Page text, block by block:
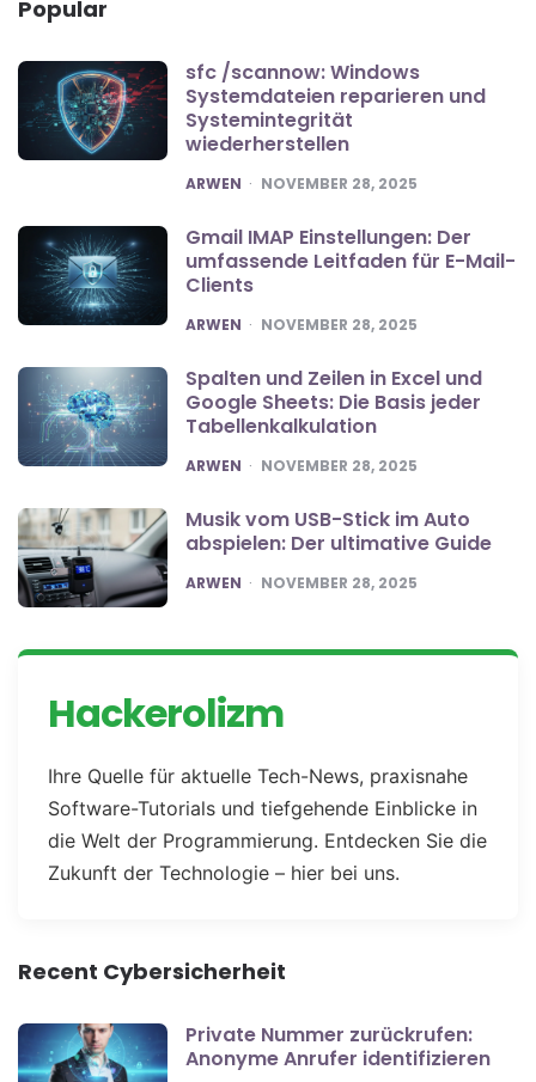
Popular
sfc /scannow: Windows
Systemdateien reparieren und
Systemintegrität
wiederherstellen
POSTED
ARWEN NOVEMBER 28, 2025
Gmail IMAP Einstellungen: Der
umfassende Leitfaden für E-Mail-
Clients
POSTED
ARWEN NOVEMBER 28, 2025
Spalten und Zeilen in Excel und
Google Sheets: Die Basis jeder
Tabellenkalkulation
POSTED
ARWEN NOVEMBER 28, 2025
Musik vom USB-Stick im Auto
abspielen: Der ultimative Guide
POSTED
ARWEN NOVEMBER 28, 2025
Hackerolizm
Ihre Quelle für aktuelle Tech-News, praxisnahe
Software-Tutorials und tiefgehende Einblicke in
die Welt der Programmierung. Entdecken Sie die
Zukunft der Technologie – hier bei uns.
Recent Cybersicherheit
Private Nummer zurückrufen:
Anonyme Anrufer identifizieren